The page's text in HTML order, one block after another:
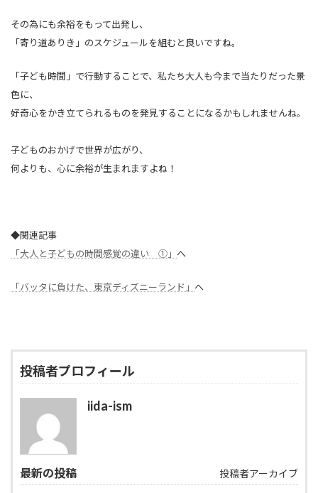
その為にも余裕をもって出発し、
「寄り道ありき」のスケジュールを組むと良いですね。
「子ども時間」で行動することで、私たち大人も今まで当たりだった景
色に、
好奇心をかき立てられるものを発見することになるかもしれませんね。
子どものおかげで世界が広がり、
何よりも、心に余裕が生まれますよね！
◆関連記事
「大人と子どもの時間感覚の違い ①」 へ
「バッタに負けた、東京ディズニーランド」 へ
投稿者プロフィール
iida-ism
最新の投稿 投稿者アーカイブ